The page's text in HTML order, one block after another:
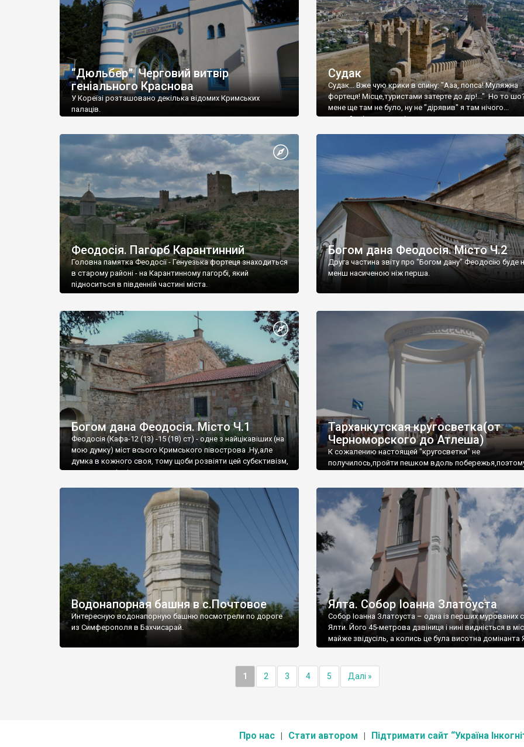
“Дюльбер”. Черговий витвір
геніального Краснова
У Кореїзі розташовано декілька відомих Кримських
палаців.
Судак
Судак... Вже чую крики в спину: "Ааа, попса! Муляжна
фортеця! Місце,туристами затерте до дір!..." Но то
мене ще там не було, ну не "дірявив" я там нічого...
принаймні до цього літа.
Феодосія. Пагорб Карантинний
Головна памятка Феодосії - Генуезька фортеця знаходиться
в старому районі - на Карантинному пагорбі, який
підноситься в південній частині міста.
Богом дана Феодосія. Місто Ч.2
Друга частина звіту про "Богом дану" Феодосію буде
менш насиченою ніж перша.
Богом дана Феодосія. Місто Ч.1
Феодосія (Кафа-12 (13) -15 (18) ст) - одне з найцікавіших (на
мою думку) міст всього Кримського півострова .Ну,але
думка в кожного своя, тому щоби розвіяти цей субєктивізм,
запрошую відвідати це
Тарханкутская кругосветка(от
Черноморского до Атлеша)
К сожалению настоящей "кругосветки" не
получилось,пройти пешком вдоль
Водонапорная башня в с.Почтовое
Интересную водонапорную башню посмотрели по дороге
из Симферополя в Бахчисарай.
Ялта. Собор Іоанна Златоуста
Собор Іоанна Златоуста – одна із перших мурованих
Ялти. Його 45-метрова дзвіниця і нині видніється в
майже звідусіль, а колись це була висотна домінанта
1 2 3 4 5 Далі »
Про нас Стати автором Підтримати сайт “Україна